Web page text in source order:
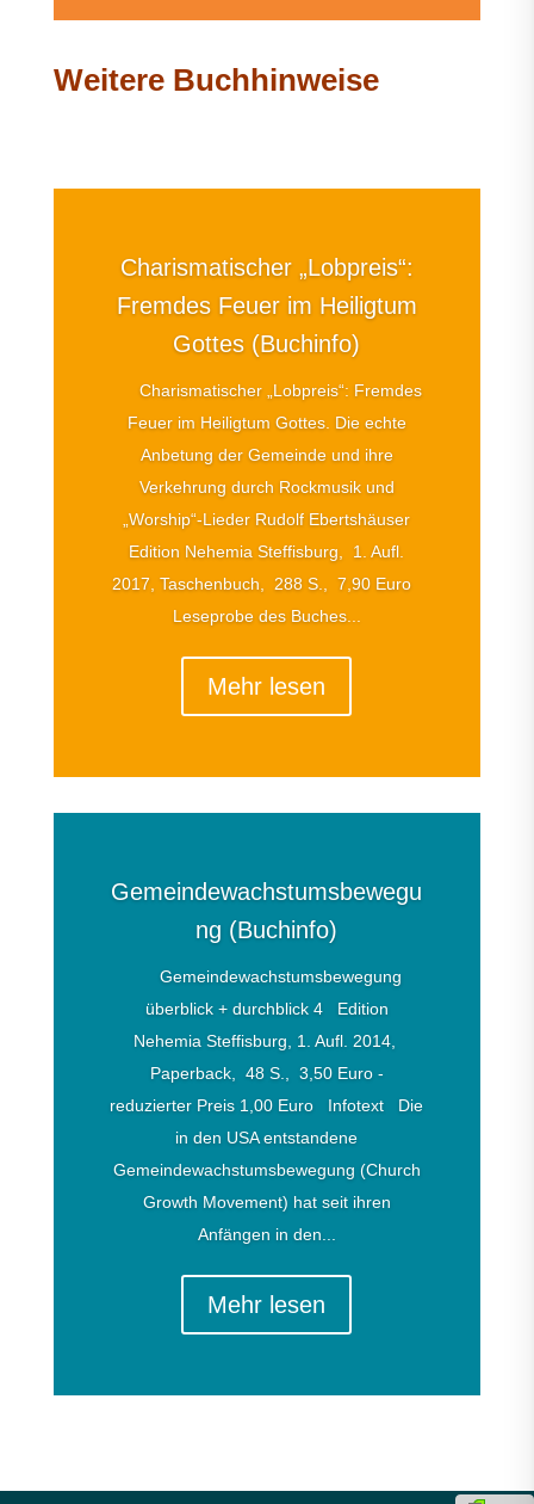
Weitere Buchhinweise
Charismatischer „Lobpreis“:
Fremdes Feuer im Heiligtum
Gottes (Buchinfo)
Charismatischer „Lobpreis“: Fremdes
Feuer im Heiligtum Gottes. Die echte
Anbetung der Gemeinde und ihre
Verkehrung durch Rockmusik und
„Worship“-Lieder Rudolf Ebertshäuser
Edition Nehemia Steffisburg, 1. Aufl.
2017, Taschenbuch, 288 S., 7,90 Euro
Leseprobe des Buches...
Mehr lesen
Gemeindewachstumsbewegu
ng (Buchinfo)
Gemeindewachstumsbewegung
überblick + durchblick 4 Edition
Nehemia Steffisburg, 1. Aufl. 2014,
Paperback, 48 S., 3,50 Euro -
reduzierter Preis 1,00 Euro Infotext Die
in den USA entstandene
Gemeindewachstumsbewegung (Church
Growth Movement) hat seit ihren
Anfängen in den...
Mehr lesen